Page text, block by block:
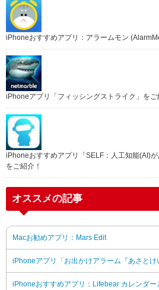
iPhoneおすすめアプリ：アラームモン
iPhoneアプリ「フィッシングストライク」をご
iPhoneおすすめアプリ「SELF：人工知能(AI)が
をご紹介！
オススメの記事
Macお勧めアプリ：Mars Edit
iPhoneアプリ「お出かけアラーム『あさとけ
iPhoneおすすめアプリ：Lifebear カレンダー